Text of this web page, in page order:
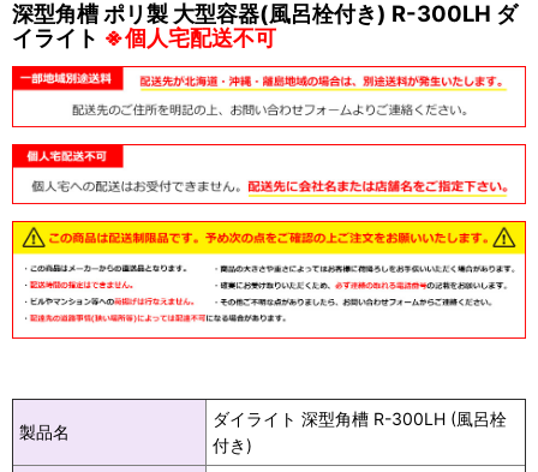
深型角槽 ポリ製 大型容器(風呂栓付き) R-300LH ダ
イライト ※個人宅配送不可
製品名
ダイライト 深型角槽 R-300LH (風呂栓
付き)